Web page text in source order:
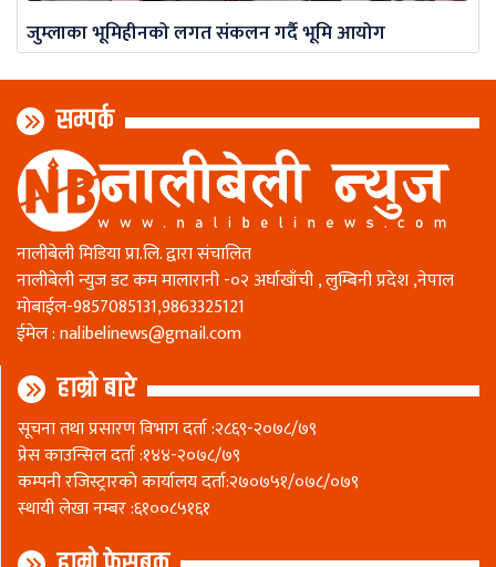
जुम्लाका भूमिहीनको लगत संकलन गर्दै भूमि आयोग
सम्पर्क
नालीबेली मिडिया प्रा.लि. द्वारा संचालित
नालीबेली न्युज डट कम मालारानी -०२ अर्घाखाँची , लुम्बिनी प्रदेश ,नेपाल
माेबाईल-9857085131,9863325121
ईमेल :nalibelinews@gmail.com
हाम्रो बारे
सूचना तथा प्रसारण विभाग दर्ता :२८६९-२०७८/७९
प्रेस काउन्सिल दर्ता :१४४-२०७८/७९
कम्पनी रजिस्ट्रारकाे कार्यालय दर्ता:२७०७५१/०७८/०७९
स्थायी लेखा नम्बर :६१००८५१६१